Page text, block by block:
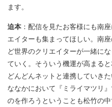
ます。
迫本 ：配信を見たお客様にも南
エイターも集まってほしい。南
ど世界のクリエイターが一緒に
ていく。そういう機運が高まる
どんどんネットと連携していき
ななかにおいて『ミライマツリ
のを作ろうということも松竹の